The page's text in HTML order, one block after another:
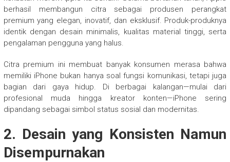
berhasil membangun citra sebagai produsen perangkat
premium yang elegan, inovatif, dan eksklusif. Produk-produknya
identik dengan desain minimalis, kualitas material tinggi, serta
pengalaman pengguna yang halus.
Citra premium ini membuat banyak konsumen merasa bahwa
memiliki iPhone bukan hanya soal fungsi komunikasi, tetapi juga
bagian dari gaya hidup. Di berbagai kalangan—mulai dari
profesional muda hingga kreator konten—iPhone sering
dipandang sebagai simbol status sosial dan modernitas.
2. Desain yang Konsisten Namun
Disempurnakan